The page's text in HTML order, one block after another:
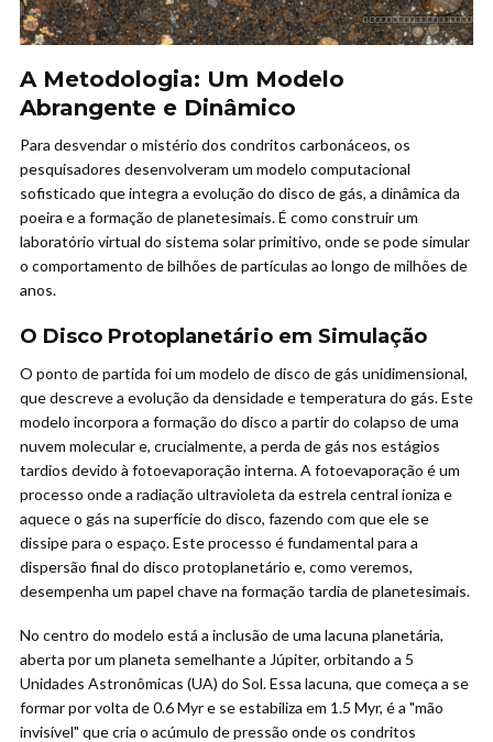
A Metodologia: Um Modelo
Abrangente e Dinâmico
Para desvendar o mistério dos condritos carbonáceos, os
pesquisadores desenvolveram um modelo computacional
sofisticado que integra a evolução do disco de gás, a dinâmica da
poeira e a formação de planetesimais. É como construir um
laboratório virtual do sistema solar primitivo, onde se pode simular
o comportamento de bilhões de partículas ao longo de milhões de
anos.
O Disco Protoplanetário em Simulação
O ponto de partida foi um modelo de disco de gás unidimensional,
que descreve a evolução da densidade e temperatura do gás. Este
modelo incorpora a formação do disco a partir do colapso de uma
nuvem molecular e, crucialmente, a perda de gás nos estágios
tardios devido à fotoevaporação interna. A fotoevaporação é um
processo onde a radiação ultravioleta da estrela central ioniza e
aquece o gás na superfície do disco, fazendo com que ele se
dissipe para o espaço. Este processo é fundamental para a
dispersão final do disco protoplanetário e, como veremos,
desempenha um papel chave na formação tardia de planetesimais.
No centro do modelo está a inclusão de uma lacuna planetária,
aberta por um planeta semelhante a Júpiter, orbitando a 5
Unidades Astronômicas (UA) do Sol. Essa lacuna, que começa a se
formar por volta de 0.6 Myr e se estabiliza em 1.5 Myr, é a "mão
invisível" que cria o acúmulo de pressão onde os condritos